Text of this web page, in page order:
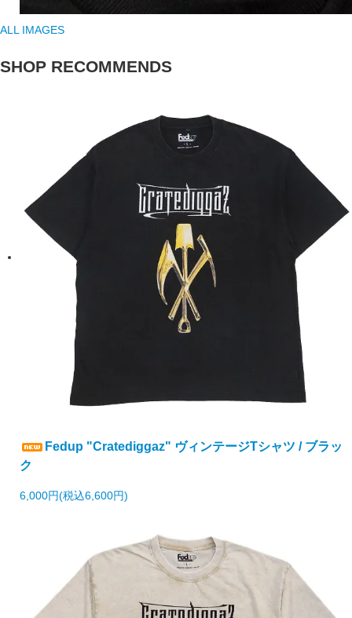
ALL IMAGES
SHOP RECOMMENDS
Fedup "Cratediggaz" ヴィンテージTシャツ / ブラッ
ク
6,000円(税込6,600円)